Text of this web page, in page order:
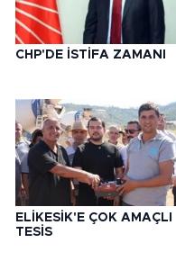
CHP'DE İSTİFA ZAMANI
ELİKESİK'E ÇOK AMAÇLI
TESİS